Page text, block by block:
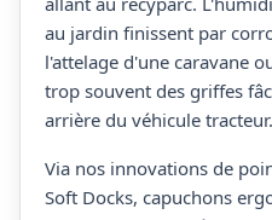
au jardin finissent par
l'attelage d'une caravane
trop souvent des griffes
arrière du véhicule tracteur.
Via nos innovations de
Soft Docks, capuchons